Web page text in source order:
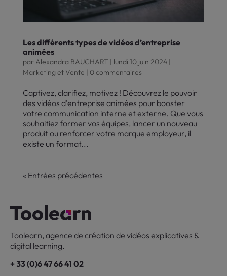
Les différents types de vidéos d’entreprise
animées
par Alexandra BAUCHART | lundi 10 juin 2024|
Marketing et Vente | 0 commentaires
Captivez, clarifiez, motivez ! Découvrez le pouvoir
des vidéos d’entreprise animées pour booster
votre communication interne et externe. Que vous
souhaitiez former vos équipes, lancer un nouveau
produit ou renforcer votre marque employeur, il
existe un format...
« Entrées précédentes
Toolearn, agence de création de vidéos explicatives &
digital learning.
+ 33 (0)6 47 66 41 02